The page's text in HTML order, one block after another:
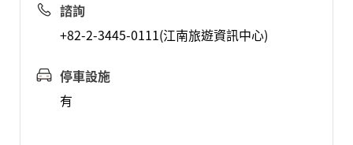
諮詢
+82-2-3445-0111(江南旅遊資訊中心)
停車設施
有